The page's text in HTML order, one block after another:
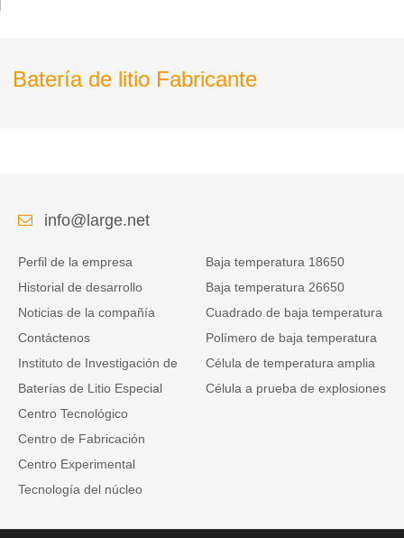
Batería de litio Fabricante
info@large.net
Perfil de la empresa
Historial de desarrollo
Noticias de la compañía
Contáctenos
Instituto de Investigación de
Baterías de Litio Especial
Centro Tecnológico
Centro de Fabricación
Centro Experimental
Tecnología del núcleo
Baja temperatura 18650
Baja temperatura 26650
Cuadrado de baja temperatura
Polímero de baja temperatura
Célula de temperatura amplia
Célula a prueba de explosiones